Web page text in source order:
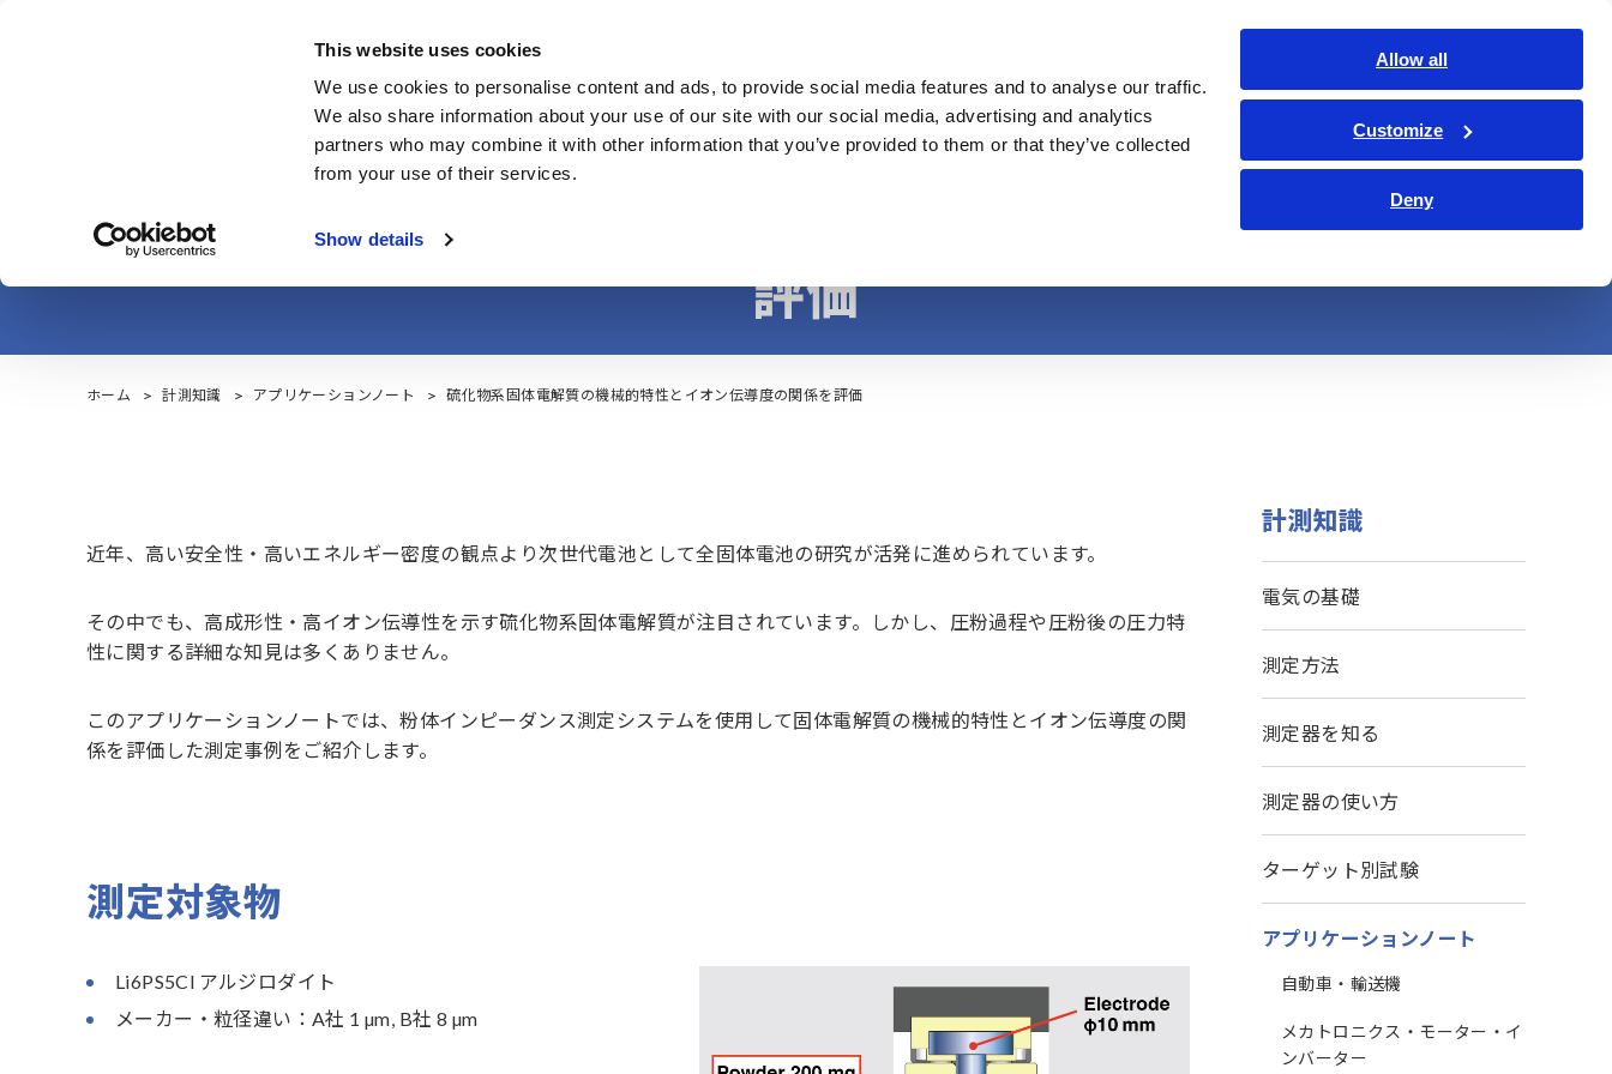
This website uses cookies
We use cookies to personalise content and ads, to provide social media features and to analyse our traffic.
We also share information about your use of our site with our social media, advertising and analytics
partners who may combine it with other information that you’ve provided to them or that they’ve collected
from your use of their services.
Show details
Allow all
Customize
Deny
製品・サービス
製品 業種・ソリューション 計測知識 サービス・サポート コーポレート・IR
お問い合わせ
硫化物系固体電解質の機械的特性とイオン伝導度の関係を
評価
ホーム 計測知識 アプリケーションノート 硫化物系固体電解質の機械的特性とイオン伝導度の関係を評価
近年、高い安全性・高いエネルギー密度の観点より次世代電池として全固体電池の研究が活発に進められています。
その中でも、高成形性・高イオン伝導性を示す硫化物系固体電解質が注目されています。しかし、圧粉過程や圧粉後の圧力特
性に関する詳細な知見は多くありません。
このアプリケーションノートでは、粉体インピーダンス測定システムを使用して固体電解質の機械的特性とイオン伝導度の関
係を評価した測定事例をご紹介します。
測定対象物
Li6PS5Cl アルジロダイト
メーカー・粒径違い：A社 1 µm, B社 8 µm
計測知識
電気の基礎
測定方法
測定器を知る
測定器の使い方
ターゲット別試験
アプリケーションノート
自動車・輸送機
メカトロニクス・モーター・イ
ンバーター